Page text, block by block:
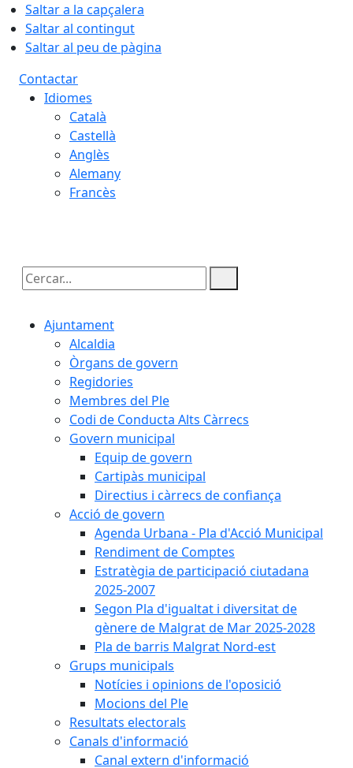
Saltar a la capçalera
Saltar al contingut
Saltar al peu de pàgina
Contactar
Idiomes
Català
Castellà
Anglès
Alemany
Francès
Cercar:
Ajuntament
Alcaldia
Òrgans de govern
Regidories
Membres del Ple
Codi de Conducta Alts Càrrecs
Govern municipal
Equip de govern
Cartipàs municipal
Directius i càrrecs de confiança
Acció de govern
Agenda Urbana - Pla d'Acció Municipal
Rendiment de Comptes
Estratègia de participació ciutadana
2025-2007
Segon Pla d'igualtat i diversitat de
gènere de Malgrat de Mar 2025-2028
Pla de barris Malgrat Nord-est
Grups municipals
Notícies i opinions de l'oposició
Mocions del Ple
Resultats electorals
Canals d'informació
Canal extern d'informació